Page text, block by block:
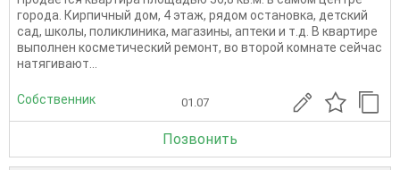
города. Кирпичный дом, 4 этаж, рядом остановка, детский
сад, школы, поликлиника, магазины, аптеки и т.д. В квартире
выполнен косметический ремонт, во второй комнате сейчас
натягивают...
Собственник 01.07
Позвонить